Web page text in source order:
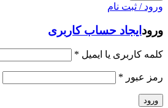
ورود / ثبت نام
ورود ایجاد حساب کاربری
کلمه کاربری یا ایمیل *
رمز عبور *
ورود